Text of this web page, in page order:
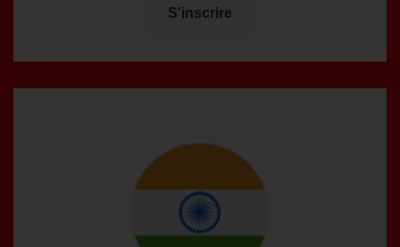
S'inscrire